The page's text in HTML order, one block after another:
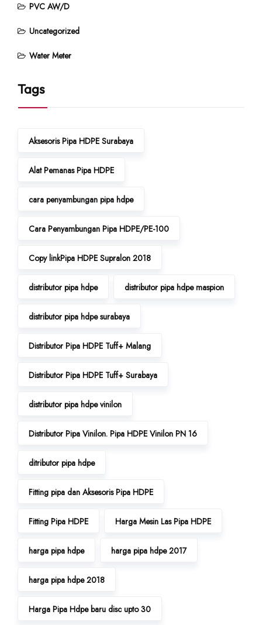
PVC AW/D
Uncategorized
Water Meter
Tags
Aksesoris Pipa HDPE Surabaya
Alat Pemanas Pipa HDPE
cara penyambungan pipa hdpe
Cara Penyambungan Pipa HDPE/PE-100
Copy linkPipa HDPE Supralon 2018
distributor pipa hdpe distributor pipa hdpe maspion
distributor pipa hdpe surabaya
Distributor Pipa HDPE Tuff+ Malang
Distributor Pipa HDPE Tuff+ Surabaya
distributor pipa hdpe vinilon
Distributor Pipa Vinilon. Pipa HDPE Vinilon PN 16
ditributor pipa hdpe
Fitting pipa dan Aksesoris Pipa HDPE
Fitting Pipa HDPE Harga Mesin Las Pipa HDPE
harga pipa hdpe harga pipa hdpe 2017
harga pipa hdpe 2018
Harga Pipa Hdpe baru disc upto 30